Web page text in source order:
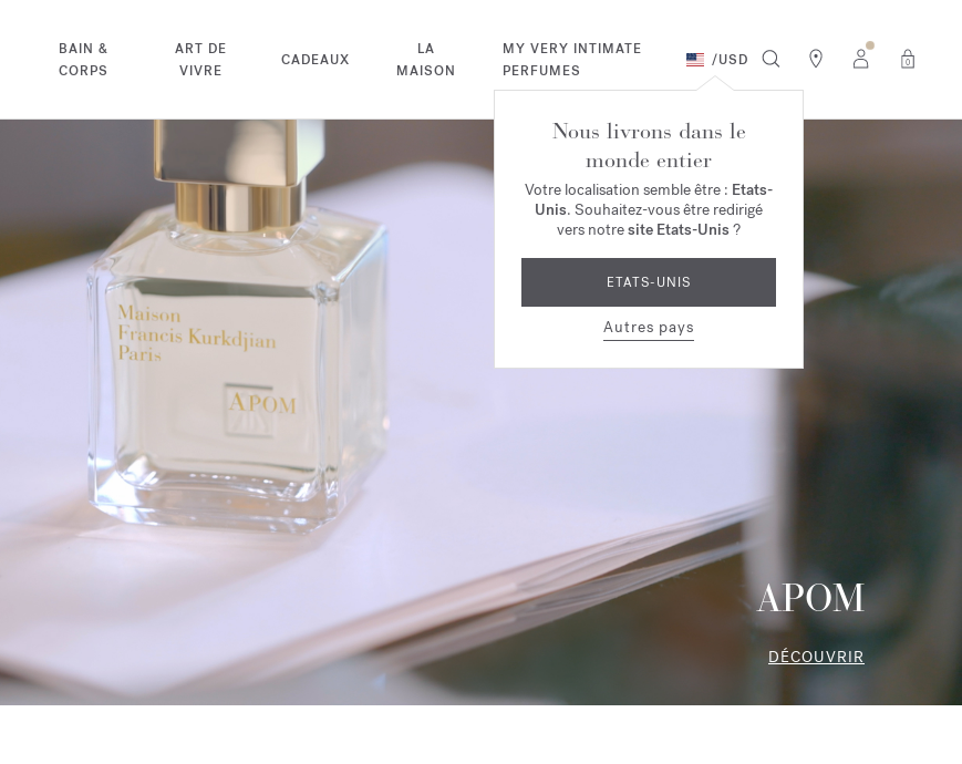
BAIN &
CORPS
ART DE
VIVRE
CADEAUX
LA
MAISON
MY VERY INTIMATE
PERFUMES
/USD 0
Nous livrons dans le
monde entier
Votre localisation semble être : Etats-
Unis. Souhaitez-vous être redirigé
vers notresite Etats-Unis ?
ETATS-UNIS
Autres pays
APOM
DÉCOUVRIR